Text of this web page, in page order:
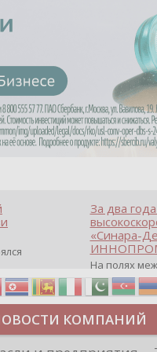
в
За два
«Синара-
На полях
выставки
сессия,
Верхней
КОМПАНИЙ